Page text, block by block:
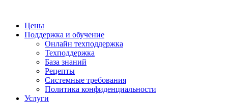
Цены
Поддержка и обучение
Онлайн техподдержка
Техподдержка
База знаний
Рецепты
Системные требования
Политика конфиденциальности
Услуги